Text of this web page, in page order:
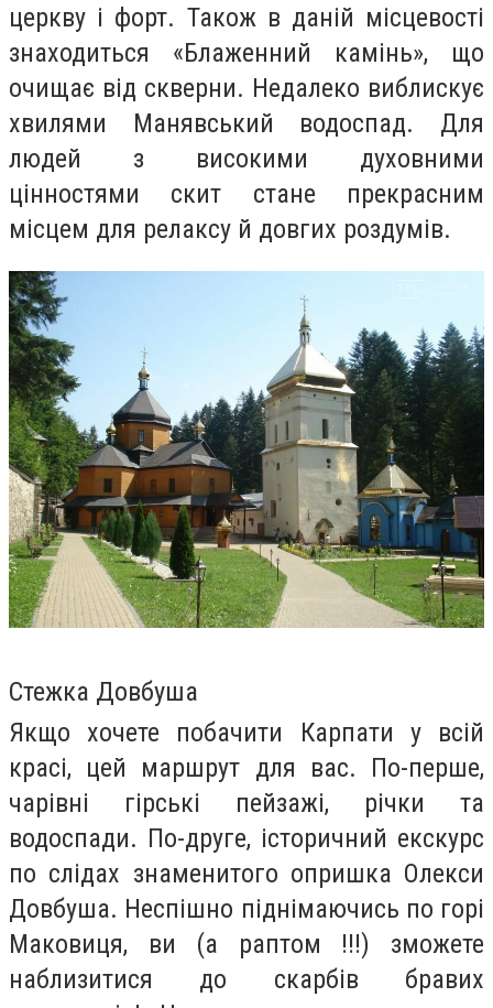
церкву і форт. Також в даній місцевості
знаходиться «Блаженний камінь», що
очищає від скверни. Недалеко виблискує
хвилями Манявський водоспад. Для
людей з високими духовними
цінностями скит стане прекрасним
місцем для релаксу й довгих роздумів.
Стежка Довбуша
Якщо хочете побачити Карпати у всій
красі, цей маршрут для вас. По-перше,
чарівні гірські пейзажі, річки та
водоспади. По-друге, історичний екскурс
по слідах знаменитого опришка Олекси
Довбуша. Неспішно піднімаючись по горі
Маковиця, ви (а раптом !!!) зможете
наблизитися до скарбів бравих